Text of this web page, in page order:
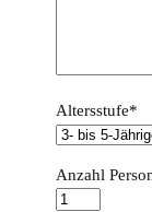
Altersstufe*
Anzahl